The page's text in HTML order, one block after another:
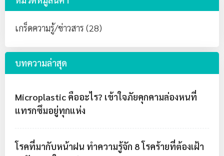
เกร็ดความรู้/ข่าวสาร (28)
บทความล่าสุด
Microplastic คืออะไร? เข้าใจภัยคุกคามล่องหนที่
แทรกซึมอยู่ทุกแห่ง
โรคที่มากับหน้าฝน ทำความรู้จัก 8 โรคร้ายที่ต้องเฝ้า